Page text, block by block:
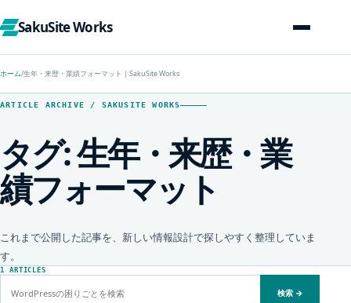
SakuSite Works
ホーム/生年・来歴・業績フォーマット | SakuSite Works
ARTICLE ARCHIVE / SAKUSITE WORKS
タグ:生年・来歴・業
績フォーマット
これまで公開した記事を、新しい情報設計で探しやすく整理していま
す。
1 ARTICLES
検索 →